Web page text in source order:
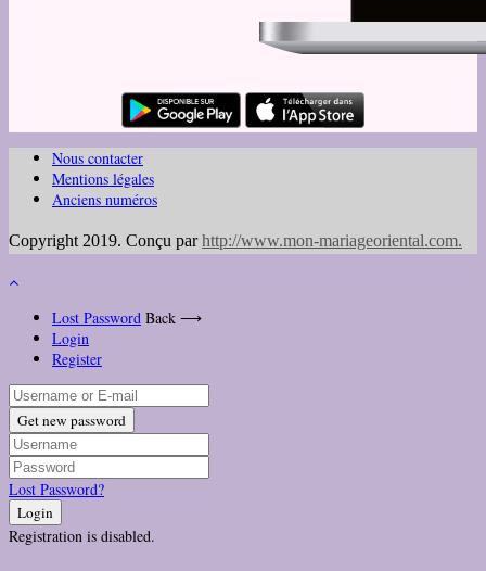
Nous contacter
Mentions légales
Anciens numéros
Copyright 2019. Conçu parhttp://www.mon-mariageoriental.com.
Lost Password Back ⟶
Login
Register
Get new password
Lost Password?
Login
Registration is disabled.